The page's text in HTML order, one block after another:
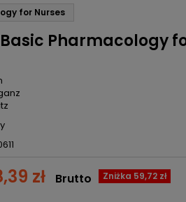
for Nurses
Pharmacology
zł Zniżka 59,72 zł
Brutto
listę życzeń